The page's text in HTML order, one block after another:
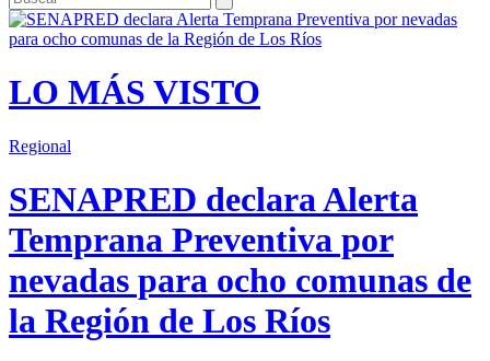
LO MÁS VISTO
Regional
SENAPRED declara Alerta
Temprana Preventiva por
nevadas para ocho comunas de
la Región de Los Ríos